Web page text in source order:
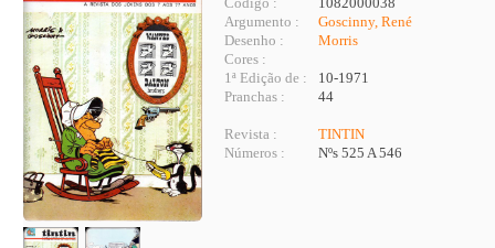
Argumento :
Goscinny, René
Desenho :
Morris
Cores :
1ª Edição de :
10-1971
Pranchas :
44
Revista :
TINTIN
Números :
Nºs 525 A 546